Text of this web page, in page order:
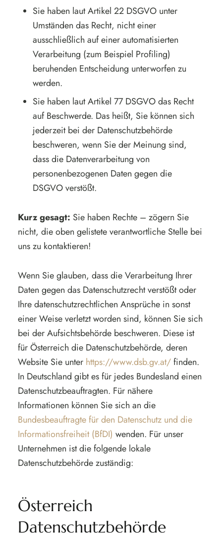
Sie haben laut Artikel 22 DSGVO unter
Umständen das Recht, nicht einer
ausschließlich auf einer automatisierten
Verarbeitung (zum Beispiel Profiling)
beruhenden Entscheidung unterworfen zu
werden.
Sie haben laut Artikel 77 DSGVO das Recht
auf Beschwerde. Das heißt, Sie können sich
jederzeit bei der Datenschutzbehörde
beschweren, wenn Sie der Meinung sind,
dass die Datenverarbeitung von
personenbezogenen Daten gegen die
DSGVO verstößt.
Kurz gesagt: Sie haben Rechte – zögern Sie
nicht, die oben gelistete verantwortliche Stelle bei
uns zu kontaktieren!
Wenn Sie glauben, dass die Verarbeitung Ihrer
Daten gegen das Datenschutzrecht verstößt oder
Ihre datenschutzrechtlichen Ansprüche in sonst
einer Weise verletzt worden sind, können Sie sich
bei der Aufsichtsbehörde beschweren. Diese ist
für Österreich die Datenschutzbehörde, deren
Website Sie unter https://www.dsb.gv.at/finden.
In Deutschland gibt es für jedes Bundesland einen
Datenschutzbeauftragten. Für nähere
Informationen können Sie sich an die
Bundesbeauftragte für den Datenschutz und die
Informationsfreiheit (BfDI) wenden. Für unser
Unternehmen ist die folgende lokale
Datenschutzbehörde zuständig:
Österreich
Datenschutzbehörde